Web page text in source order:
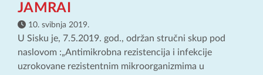
JAMRAI
10. svibnja 2019.
U Sisku je, 7.5.2019. god., održan stručni skup pod
naslovom :„Antimikrobna rezistencija i infekcije
uzrokovane rezistentnim mikroorganizmima u